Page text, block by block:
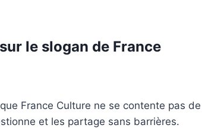
le slogan de France
France Culture ne se contente pas de
et les partage sans barrières.